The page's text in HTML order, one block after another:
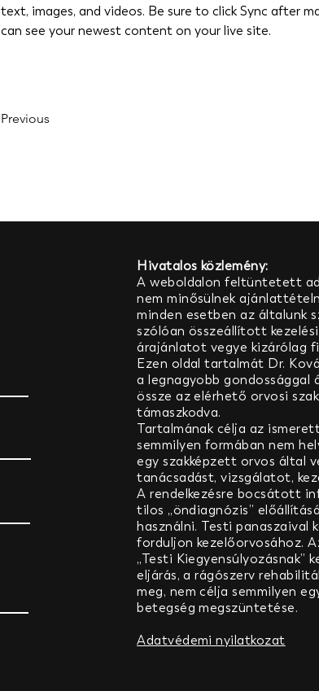
text, images, and videos. Be sure to click Sync after
can see your newest content on your live site.
Previous
Hivatalos közlemény:
A weboldalon feltüntetett
nem minősülnek
minden esetben az általunk
szólóan összeállított
árajánlatot vegye kizárólag
Ezen oldal tartalmát Dr.
a legnagyobb gondossággal
összeaz elérhető orvosi
támaszkodva.
Tartalmának célja az
semmilyen formában nem
egy szakképzett orvos által
tanácsadást, vizsgálatot,
A rendelkezésre bocsátott
tilos „öndiagnózis”
használni. Testi panaszaival
forduljon kezelőorvosához.
„Testi Kiegyensúlyozásnak”
eljárás, a rágószerv
meg, nem célja semmilyen
betegség megszüntetése.
Adatvédemi nyilatkozat